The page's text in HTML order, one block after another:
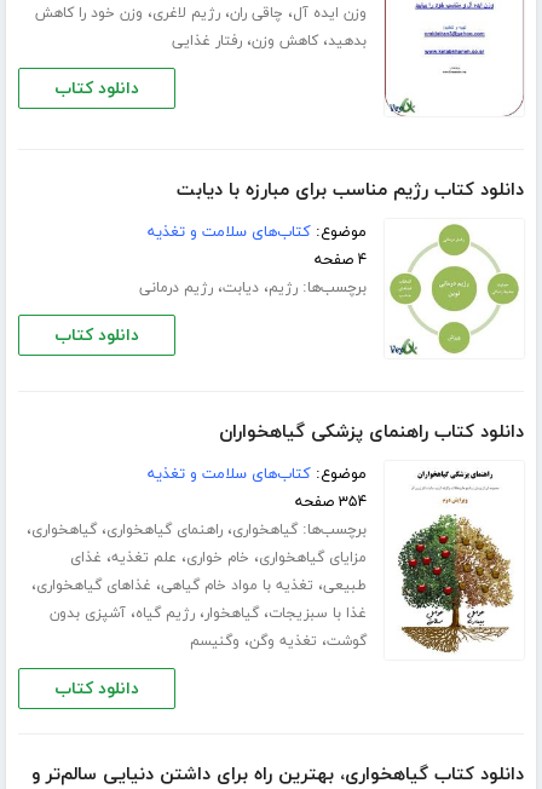
وزن ایده آل، چاقی ران،رژیم لاغری، وزن خود را کاهش
بدهید،کاهش وزن،رفتار غذایی
دانلود کتاب
دانلود کتاب رژیم مناسب برای مبارزه با دیابت
موضوع:کتاب‌های سلامت و تغذیه
۴ صفحه
برچسب‌ها:رژیم،دیابت،رژیم درمانی
دانلود کتاب
دانلود کتاب راهنمای پزشکی گیاهخواران
موضوع:کتاب‌های سلامت و تغذیه
۳۵۴ صفحه
برچسب‌ها:گیاهخواری،راهنمای گیاهخواری،گیاهخواری،
مزایای گیاهخواری، خام خواری، علم تغذیه، غذای
طبیعی، تغذیه با مواد خام گیاهی، غذاهای گیاهخواری،
غذا با سبزیجات،گیاهخوار،رژیم گیاه،آشپزی بدون
گوشت، تغذیه وگن، وگنیسم
دانلود کتاب
دانلود کتاب گیاهخواری، بهترین راه برای داشتن دنیایی سالم‌تر و